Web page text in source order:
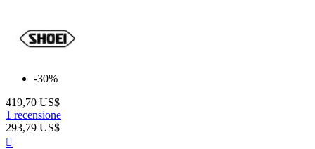
-30%
419,70 US$
1 recensione
293,79 US$
